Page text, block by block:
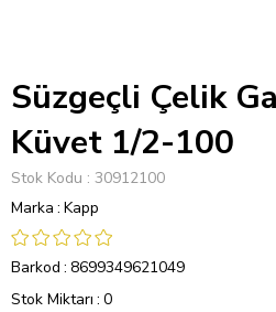
Süzgeçli Çelik
Küvet 1/2-100
Stok Kodu
30912100
Marka : Kapp
Barkod : 8699349621049
Stok Miktarı : 0